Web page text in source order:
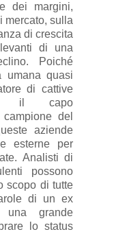
dei margini,
mercato, sulla
di crescita
di una
Poiché
umana quasi
di cattive
il capo
del
aziende
esterne per
Analisti di
possono
scopo di tutte
di un ex
una grande
lo status